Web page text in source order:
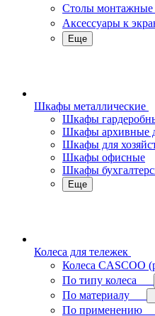
Столы монтажные
Аксессуары к
Еще
Шкафы металлические
Шкафы
Шкафы архивные
Шкафы для
Шкафы офисные
Шкафы
Еще
Колеса для тележек
Колеса CASCOO
По типу колеса
По материалу
По применению